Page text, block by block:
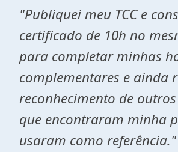
"Publiquei meu TCC e
certificado de 10h no
para completar minhas
complementares e ainda
reconhecimento de
que encontraram minha
usaram como referência."